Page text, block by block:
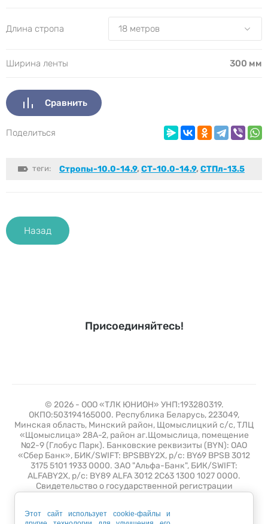
Длина стропа
Ширина ленты 300 мм
Сравнить
Поделиться
теги: Стропы-10.0-14.9, СТ-10.0-14.9, СТПл-13.5
Назад
Присоединяйтесь!
© 2026 - ООО «ТЛК ЮНИОН» УНП:193280319.
ОКПО:503194165000. Республика Беларусь, 223049,
Минская область, Минский район, Щомыслицкий с/с, ТЛЦ
«Щомыслица» 28А-2, район аг.Щомыслица, помещение
№2-9 (Глобус Парк). Банковские реквизиты (BYN): ОАО
«Сбер Банк», БИК/SWIFT: BPSBBY2X, р/с: BY69 BPSB 3012
3175 5101 1933 0000. ЗАО "Альфа-Банк", БИК/SWIFT:
ALFABY2X, р/с: BY89 ALFA 3012 2C63 1300 1027 0000.
Свидетельство о государственной регистрации
апреля 2021 года с регистрационным номером 508389.
Этот сайт использует cookie-файлы и